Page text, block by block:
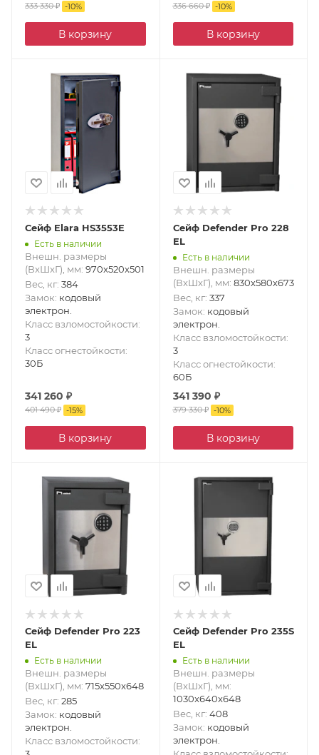
333 330₽ -10%
В корзину
336 660₽ -10%
В корзину
Сейф Elara HS3553E
Есть в наличии
Внешн. размеры
(ВxШxГ), мм: 970x520x501
Вес, кг: 384
Замок: кодовый
электрон.
Класс взломостойкости:
3
Класс огнестойкости:
30Б
341 260 ₽
401 490₽ -15%
В корзину
Сейф Defender Pro 228
EL
Есть в наличии
Внешн. размеры
(ВxШxГ), мм: 830x580x673
Вес, кг: 337
Замок: кодовый
электрон.
Класс взломостойкости:
3
Класс огнестойкости:
60Б
341 390 ₽
379 330₽ -10%
В корзину
Сейф Defender Pro 223
EL
Есть в наличии
Внешн. размеры
(ВxШxГ), мм: 715x550x648
Вес, кг: 285
Замок: кодовый
электрон.
Класс взломостойкости:
Сейф Defender Pro 235S
EL
Есть в наличии
Внешн. размеры
(ВxШxГ), мм:
1030x640x648
Вес, кг: 408
Замок: кодовый
электрон.